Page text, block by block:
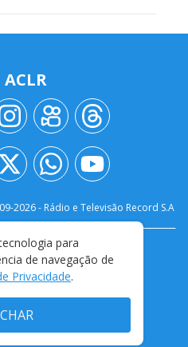
ACLR
2026- Rádio e Televisão Record S.A
PRIVACIDADE
DE USO
para
de navegação de
Privacidade.